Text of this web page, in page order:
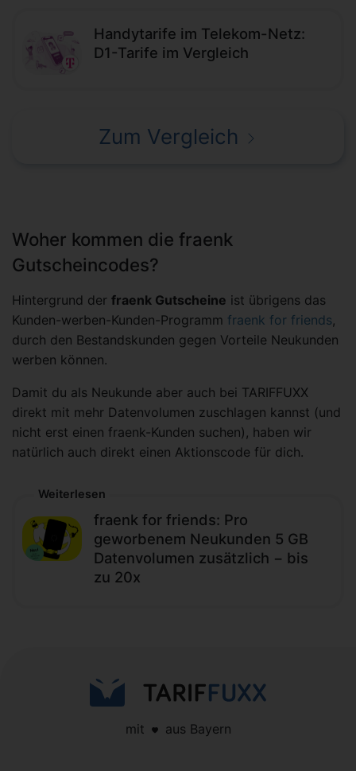
Handytarife im Telekom-Netz:
D1-Tarife im Vergleich
Zum Vergleich
Woher kommen die fraenk
Gutscheincodes?
Hintergrund der fraenk Gutscheine ist übrigens das
Kunden-werben-Kunden-Programm fraenk for friends,
durch den Bestandskunden gegen Vorteile Neukunden
werben können.
Damit du als Neukunde aber auch bei TARIFFUXX
direkt mit mehr Datenvolumen zuschlagen kannst (und
nicht erst einen fraenk-Kunden suchen), haben wir
natürlich auch direkt einen Aktionscode für dich.
Weiterlesen
fraenk for friends: Pro
geworbenem Neukunden 5 GB
Datenvolumen zusätzlich − bis
zu 20x
mit aus Bayern